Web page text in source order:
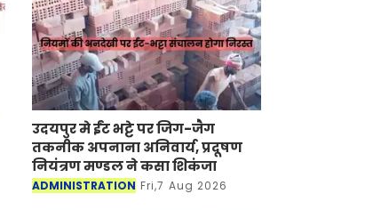
उदयपुर मे ईंट भट्टे पर जिग-जैग
तकनीक अपनाना अनिवार्य, प्रदूषण
नियंत्रण मण्डल ने कसा शिकंजा
ADMINISTRATION Fri,7 Aug 2026